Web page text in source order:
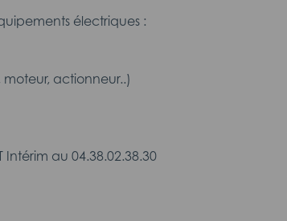
électriques :
actionneur..)
au 04.38.02.38.30